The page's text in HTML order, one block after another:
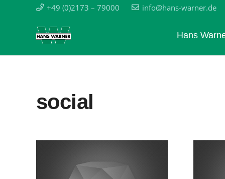
+49 (0)2173 – 79000 info@hans-warner.de
Hans
social